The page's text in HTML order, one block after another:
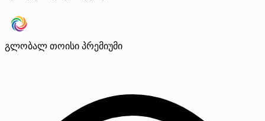
გლობალ თოისი პრემიუმი